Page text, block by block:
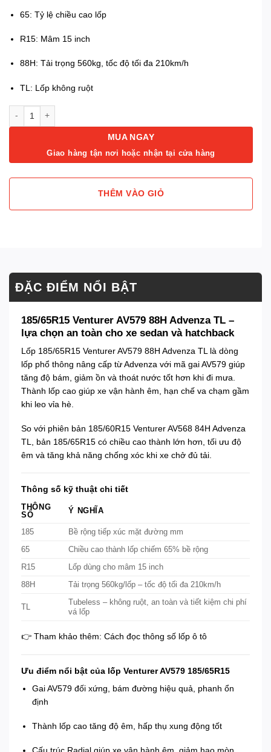
65: Tỷ lệ chiều cao lốp
R15: Mâm 15 inch
88H: Tải trọng 560kg, tốc độ tối đa 210km/h
TL: Lốp không ruột
Lốp 185/65R15 Venturer AV579 88H Advenza TL số lượng
MUA NGAY
Giao hàng tận nơi hoặc nhận tại cửa hàng
THÊM VÀO GIỎ
ĐẶC ĐIỂM NỔI BẬT
185/65R15 Venturer AV579 88H Advenza TL –
lựa chọn an toàn cho xe sedan và hatchback
Lốp 185/65R15 Venturer AV579 88H Advenza TL là dòng
lốp phổ thông nâng cấp từ Advenza với mã gai AV579 giúp
tăng độ bám, giảm ồn và thoát nước tốt hơn khi đi mưa.
Thành lốp cao giúp xe vận hành êm, hạn chế va chạm gầm
khi leo vỉa hè.
So với phiên bản 185/60R15 Venturer AV568 84H Advenza
TL, bản 185/65R15 có chiều cao thành lớn hơn, tối ưu độ
êm và tăng khả năng chống xóc khi xe chở đủ tải.
Thông số kỹ thuật chi tiết
THÔNG
SỐ
Ý NGHĨA
185 Bề rộng tiếp xúc mặt đường mm
65 Chiều cao thành lốp chiếm 65% bề rộng
R15 Lốp dùng cho mâm 15 inch
88H Tải trọng 560kg/lốp – tốc độ tối đa 210km/h
TL
Tubeless – không ruột, an toàn và tiết kiệm chi phí
vá lốp
👉 Tham khảo thêm: Cách đọc thông số lốp ô tô
Ưu điểm nổi bật của lốp Venturer AV579 185/65R15
Gai AV579 đối xứng, bám đường hiệu quả, phanh ổn
định
Thành lốp cao tăng độ êm, hấp thụ xung động tốt